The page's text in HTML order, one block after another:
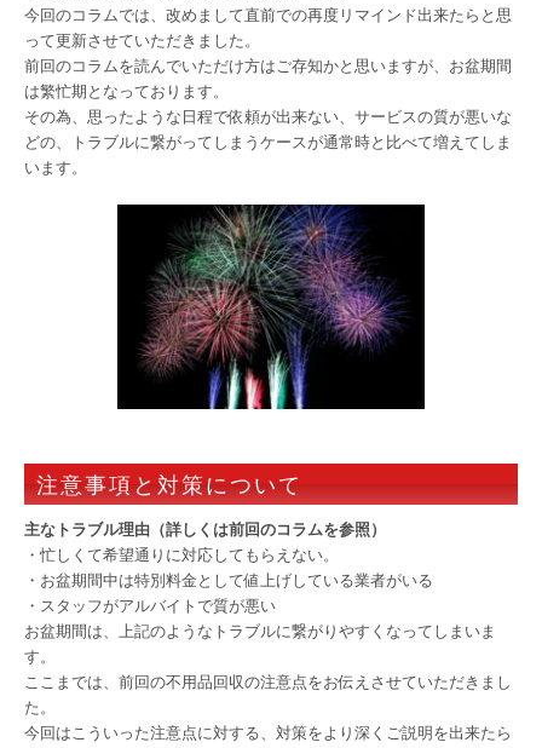
今回のコラムでは、改めまして直前での再度リマインド出来たらと思
って更新させていただきました。
前回のコラムを読んでいただけ方はご存知かと思いますが、お盆期間
は繁忙期となっております。
その為、思ったような日程で依頼が出来ない、サービスの質が悪いな
どの、トラブルに繋がってしまうケースが通常時と比べて増えてしま
います。
注意事項と対策について
主なトラブル理由（詳しくは前回のコラムを参照）
・忙しくて希望通りに対応してもらえない。
・お盆期間中は特別料金として値上げしている業者がいる
・スタッフがアルバイトで質が悪い
お盆期間は、上記のようなトラブルに繋がりやすくなってしまいま
す。
ここまでは、前回の不用品回収の注意点をお伝えさせていただきまし
た。
今回はこういった注意点に対する、対策をより深くご説明を出来たら